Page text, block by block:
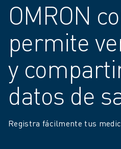
OMRON
permite
y
datos de
Registra fácilmente tus